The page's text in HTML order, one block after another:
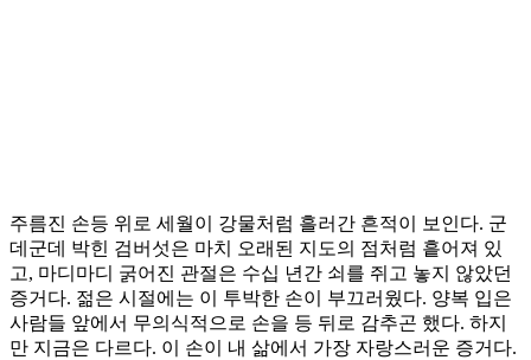
주름진 손등 위로 세월이 강물처럼 흘러간 흔적이 보인다. 군
데군데 박힌 검버섯은 마치 오래된 지도의 점처럼 흩어져 있
고, 마디마디 굵어진 관절은 수십 년간 쇠를 쥐고 놓지 않았던
증거다. 젊은 시절에는 이 투박한 손이 부끄러웠다. 양복 입은
사람들 앞에서 무의식적으로 손을 등 뒤로 감추곤 했다. 하지
만 지금은 다르다. 이 손이 내 삶에서 가장 자랑스러운 증거다.